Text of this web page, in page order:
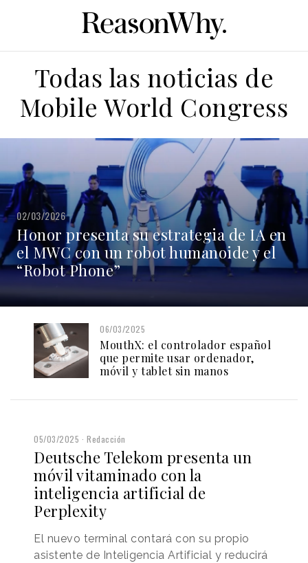
Todas las noticias de
Mobile World Congress
02/03/2026
Honor presenta su estrategia de IA en
el MWC con un robot humanoide y el
“Robot Phone”
06/03/2025
MouthX: el controlador español
que permite usar ordenador,
móvil y tablet sin manos
05/03/2025 Redacción
Deutsche Telekom presenta un
móvil vitaminado con la
inteligencia artificial de
Perplexity
El nuevo terminal contará con su propio
asistente de Inteligencia Artificial y reducirá